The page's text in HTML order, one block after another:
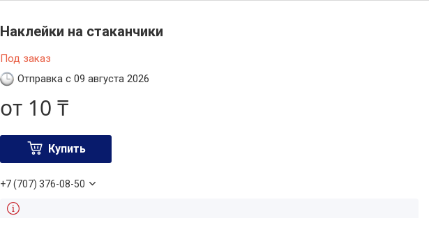
Наклейки на стаканчики
Под заказ
Отправка с 09 августа 2026
от 10 ₸
Купить
+7 (707) 376-08-50